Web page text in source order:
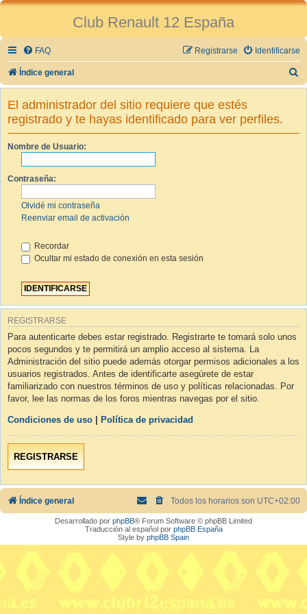
Club Renault 12 España
FAQ Identificarse
Registrarse
Índice general
u
El administrador del sitio requiere que estés
registrado y te hayas identificado para ver perfiles.
Nombre de Usuario:
Contraseña:
Olvidé mi contraseña
Reenviar email de activación
Recordar
Ocultar mi estado de conexión en esta sesión
REGISTRARSE
Para autenticarte debes estar registrado. Registrarte te tomará solo unos
pocos segundos y te permitirá un amplio acceso al sistema. La
Administración del sitio puede además otorgar permisos adicionales a los
usuarios registrados. Antes de identificarte asegúrete de estar
familiarizado con nuestros términos de uso y políticas relacionadas. Por
favor, lee las normas de los foros mientras navegas por el sitio.
Condiciones de uso Política de privacidad
REGISTRARSE
Índice general Todos los horarios son UTC+02:00
Desarrollado por phpBB® Forum Software © phpBB Limited
Traducción al español por phpBB España
Style by phpBB Spain